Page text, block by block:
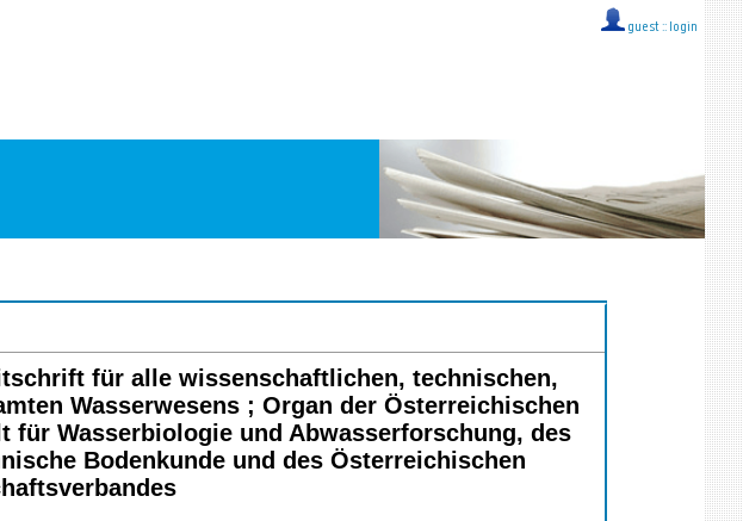
guest :: login
für alle wissenschaftlichen, technischen,
Wasserwesens ; Organ der Österreichischen
Wasserbiologie und Abwasserforschung, des
Bodenkunde und des Österreichischen